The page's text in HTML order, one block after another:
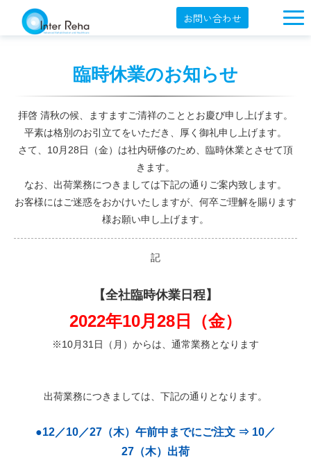
お問い合わせ
製品一覧
セミナー情報
導入事例
YouTube
オンラインショップ
臨時休業のお知らせ
拝啓 清秋の候、ますますご清祥のこととお慶び申し上げます。
平素は格別のお引立てをいただき、厚く御礼申し上げます。
さて、10月28日（金）は社内研修のため、臨時休業とさせて頂
きます。
なお、出荷業務につきましては下記の通りご案内致します。
お客様にはご迷惑をおかけいたしますが、何卒ご理解を賜ります
様お願い申し上げます。
記
【全社臨時休業日程】
2022年10月28日（金）
※10月31日（月）からは、通常業務となります
出荷業務につきましては、下記の通りとなります。
●12／10／27（木）午前中までにご注文 ⇒ 10／
27（木）出荷